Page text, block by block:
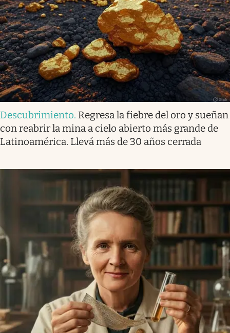
Descubrimiento. Regresa la fiebre del oro y sueñan
con reabrir la mina a cielo abierto más grande de
Latinoamérica. Llevá más de 30 años cerrada